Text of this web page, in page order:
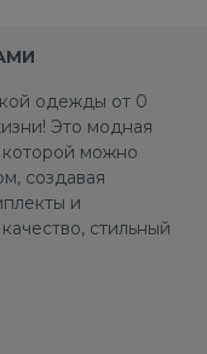
одежды от 0
Это модная
можно
создавая
и
стильный